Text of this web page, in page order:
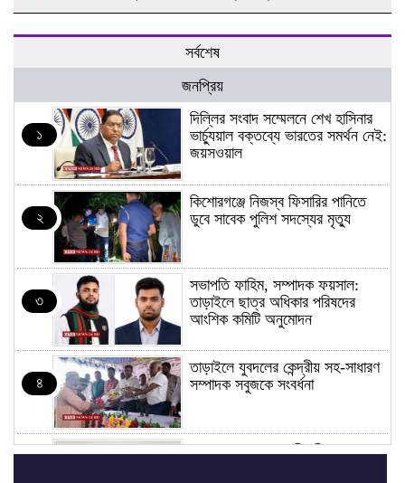
সর্বশেষ
জনপ্রিয়
১
দিল্লির সংবাদ সম্মেলনে শেখ হাসিনার
ভার্চ্যুয়াল বক্তব্যে ভারতের সমর্থন নেই:
জয়সওয়াল
২
কিশোরগঞ্জে নিজস্ব ফিসারির পানিতে
ডুবে সাবেক পুলিশ সদস্যের মৃত্যু
৩
সভাপতি ফাহিম, সম্পাদক ফয়সাল:
তাড়াইলে ছাত্র অধিকার পরিষদের
আংশিক কমিটি অনুমোদন
৪
তাড়াইলে যুবদলের কেন্দ্রীয় সহ-সাধারণ
সম্পাদক সবুজকে সংবর্ধনা
৪ মন্ত্রণালয়ে নতুন সচিব নিয়োগ, ২